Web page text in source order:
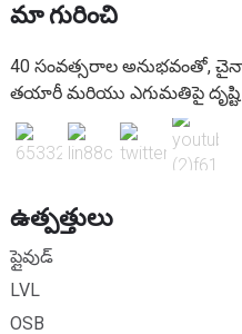
మా గురించి
40 సంవత్సరాల అనుభవంతో, చైనా
తయారీ మరియు ఎగుమతిపై దృష్టి
ఉత్పత్తులు
ప్లైవుడ్
LVL
OSB